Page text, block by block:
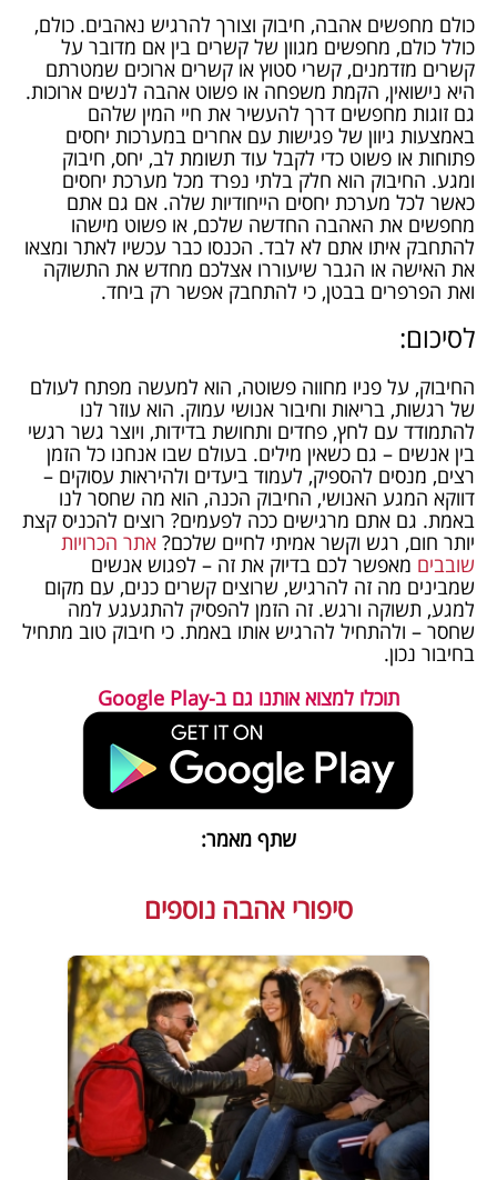
כולם מחפשים אהבה, חיבוק וצורך להרגיש נאהבים. כולם,
כולל כולם, מחפשים מגוון של קשרים בין אם מדובר על
קשרים מזדמנים, קשרי סטוץ או קשרים ארוכים שמטרתם
היא נישואין, הקמת משפחה או פשוט אהבה לנשים ארוכות.
גם זוגות מחפשים דרך להעשיר את חיי המין שלהם
באמצעות גיוון של פגישות עם אחרים במערכות יחסים
פתוחות או פשוט כדי לקבל עוד תשומת לב, יחס, חיבוק
ומגע. החיבוק הוא חלק בלתי נפרד מכל מערכת יחסים
כאשר לכל מערכת יחסים הייחודיות שלה. אם גם אתם
מחפשים את האהבה החדשה שלכם, או פשוט מישהו
להתחבק איתו אתם לא לבד. הכנסו כבר עכשיו לאתר ומצאו
את האישה או הגבר שיעוררו אצלכם מחדש את התשוקה
ואת הפרפרים בבטן, כי להתחבק אפשר רק ביחד.
לסיכום:
החיבוק, על פניו מחווה פשוטה, הוא למעשה מפתח לעולם
של רגשות, בריאות וחיבור אנושי עמוק. הוא עוזר לנו
להתמודד עם לחץ, פחדים ותחושת בדידות, ויוצר גשר רגשי
בין אנשים – גם כשאין מילים. בעולם שבו אנחנו כל הזמן
רצים, מנסים להספיק, לעמוד ביעדים ולהיראות עסוקים –
דווקא המגע האנושי, החיבוק הכנה, הוא מה שחסר לנו
באמת. גם אתם מרגישים ככה לפעמים? רוצים להכניס קצת
יותר חום, רגש וקשר אמיתי לחיים שלכם? אתר הכרויות
שובבים מאפשר לכם בדיוק את זה – לפגוש אנשים
שמבינים מה זה להרגיש, שרוצים קשרים כנים, עם מקום
למגע, תשוקה ורגש. זה הזמן להפסיק להתגעגע למה
שחסר – ולהתחיל להרגיש אותו באמת. כי חיבוק טוב מתחיל
בחיבור נכון.
תוכלו למצוא אותנו גם ב-Google Play
שתף מאמר:
סיפורי אהבה נוספים